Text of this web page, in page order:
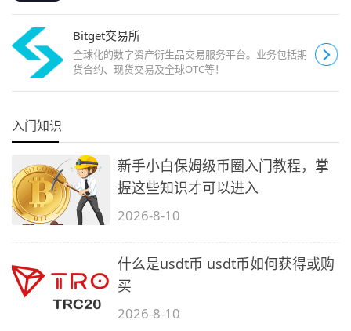
Bitget交易所
全球化的数字资产衍生品交易服务平台。业务包括期
货合约、现货交易及全球OTC等！
入门知识
新手小白保姆级币圈入门教程，掌
握这些知识才可以进入
2026-8-10
什么是usdt币 usdt币如何获得或购
买
2026-8-10